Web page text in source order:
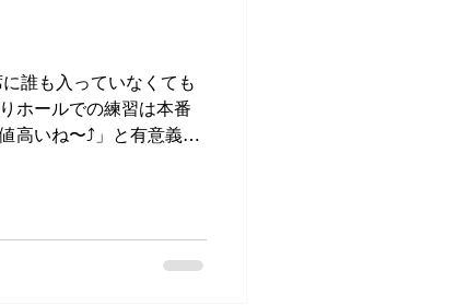
誰も入っていなくても
ホールでの練習は本番
高いね〜⤴️」と有意義な